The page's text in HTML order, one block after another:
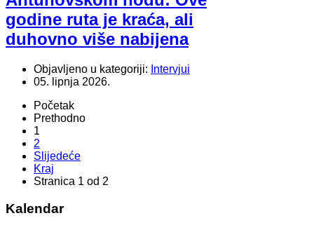
godine ruta je kraća, ali
duhovno više nabijena
Objavljeno u kategoriji: Intervjui
05. lipnja 2026.
Početak
Prethodno
1
2
Slijedeće
Kraj
Stranica 1 od 2
Kalendar